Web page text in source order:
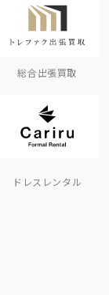
総合出張買取
ドレスレンタル